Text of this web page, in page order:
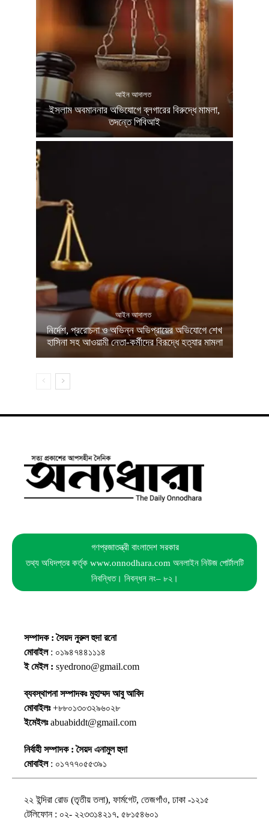
আইন আদালত
ইসলাম অবমাননার অভিযোগে ব্লগারের বিরুদ্ধে মামলা,
তদন্তে পিবিআই
আইন আদালত
নির্দেশ, প্ররোচনা ও অভিন্ন অভিপ্রায়ের অভিযোগে শেখ
হাসিনা সহ আওয়ামী নেতা-কর্মীদের বিরূদ্ধে হত্যার মামলা
গণপ্রজাতন্ত্রী বাংলাদেশ সরকার
তথ্য অধিদপ্তর কর্তৃক www.onnodhara.com অনলাইন নিউজ পোর্টালটি
নিবন্ধিত। নিবন্ধন নং– ৮২।
সম্পাদক : সৈয়দ নুরুল হুদা রনো
মোবাইল: ০১৯৪৭৪৪১১১৪
ই মেইল : syedrono@gmail.com
ব্যবস্থাপনা সম্পাদকঃ মুহাম্মদ আবু আবিদ
মোবাইলঃ+৮৮০১৩০৩২৯৬০২৮
ইমেইলঃabuabiddt@gmail.com
নির্বাহী সম্পাদক : সৈয়দ এনামুল হুদা
মোবাইল: ০১৭৭৭০৫৫৩৯১
২২ ইন্দিরা রোড (তৃতীয় তলা), ফার্মগেট, তেজগাঁও, ঢাকা -১২১৫
টেলিফোন : ০২- ২২৩৩১৪২১৭, ৫৮১৫৪৬০১